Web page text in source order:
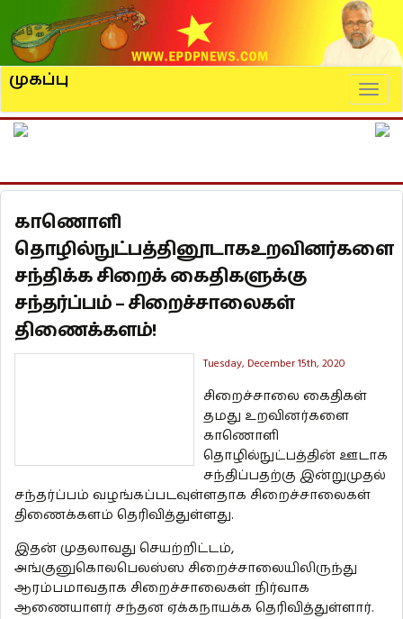
முகப்பு
காணொளி
தொழில்நுட்பத்தினூடாகஉறவினர்களை
சந்திக்க சிறைக் கைதிகளுக்கு
சந்தர்ப்பம் – சிறைச்சாலைகள்
திணைக்களம்!
Tuesday, December 15th, 2020
சிறைச்சாலை கைதிகள்
தமது உறவினர்களை
காணொளி
தொழில்நுட்பத்தின் ஊடாக
சந்திப்பதற்கு இன்றுமுதல்
சந்தர்ப்பம் வழங்கப்படவுள்ளதாக சிறைச்சாலைகள்
திணைக்களம் தெரிவித்துள்ளது.
இதன் முதலாவது செயற்றிட்டம்,
அங்குனுகொலபெலஸ்ஸ சிறைச்சாலையிலிருந்து
ஆரம்பமாவதாக சிறைச்சாலைகள் நிர்வாக
ஆணையாளர் சந்தன ஏக்கநாயக்க தெரிவித்துள்ளார்.